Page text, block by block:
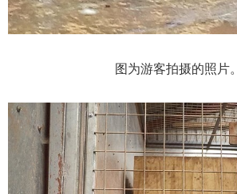
图为游客拍摄的照片。